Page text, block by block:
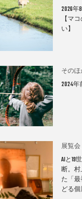
2026
【マ
い】
そのほ
2024
展覧会
AIと19
断。
た「
どる